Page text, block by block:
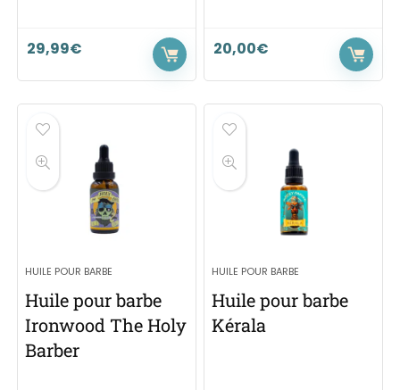
29,99€ 20,00€
HUILE POUR BARBE
Huile pour barbe
Ironwood The Holy
Barber
HUILE POUR BARBE
Huile pour barbe
Kérala